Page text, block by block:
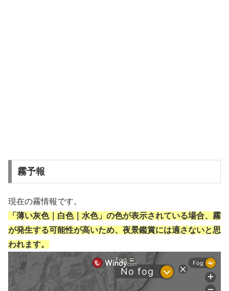
霧予報
現在の霧情報です。
「薄い灰色｜白色｜水色」の色が表示されている場合、霧
が発生する可能性が高いため、夜景鑑賞には適さないと思
われます。